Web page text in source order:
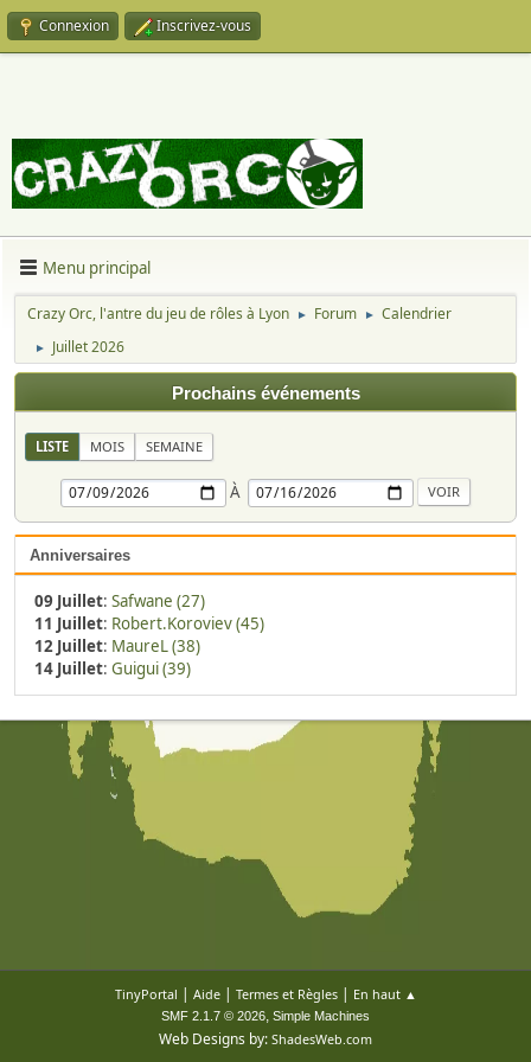
Connexion Inscrivez-vous
Menu principal
Crazy Orc, l'antre du jeu de rôles à Lyon ► Forum ► Calendrier
► Juillet 2026
Prochains événements
LISTE MOIS SEMAINE
À
Anniversaires
09 Juillet: Safwane (27)
11 Juillet: Robert.Koroviev (45)
12 Juillet: MaureL (38)
14 Juillet: Guigui (39)
TinyPortal | Aide| Termes et Règles| En haut ▲
SMF 2.1.7 © 2026, Simple Machines
Web Designs by: ShadesWeb.com